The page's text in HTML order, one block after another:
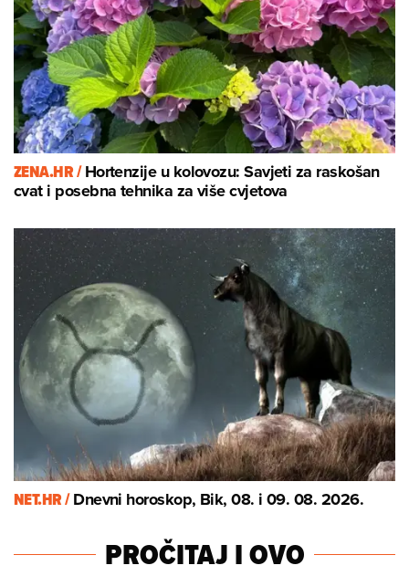
ZENA.HR /Hortenzije u kolovozu: Savjeti za raskošan
cvat i posebna tehnika za više cvjetova
NET.HR /Dnevni horoskop, Bik, 08. i 09. 08. 2026.
PROČITAJ I OVO